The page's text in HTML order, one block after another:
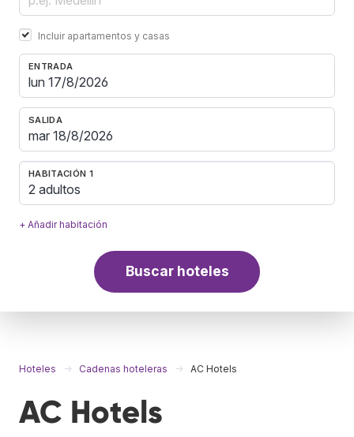
Incluir apartamentos y casas
ENTRADA
SALIDA
HABITACIÓN 1
2 adultos
+ Añadir habitación
Buscar hoteles
Hoteles Cadenas hoteleras AC Hotels
AC Hotels